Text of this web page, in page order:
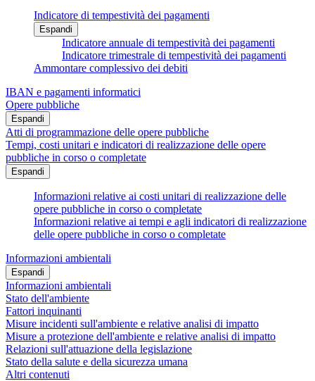
Indicatore di tempestività dei pagamenti
Espandi
Indicatore annuale di tempestività dei pagamenti
Indicatore trimestrale di tempestività dei pagamenti
Ammontare complessivo dei debiti
IBAN e pagamenti informatici
Opere pubbliche
Espandi
Atti di programmazione delle opere pubbliche
Tempi, costi unitari e indicatori di realizzazione delle opere
pubbliche in corso o completate
Espandi
Informazioni relative ai costi unitari di realizzazione delle
opere pubbliche in corso o completate
Informazioni relative ai tempi e agli indicatori di realizzazione
delle opere pubbliche in corso o completate
Informazioni ambientali
Espandi
Informazioni ambientali
Stato dell'ambiente
Fattori inquinanti
Misure incidenti sull'ambiente e relative analisi di impatto
Misure a protezione dell'ambiente e relative analisi di impatto
Relazioni sull'attuazione della legislazione
Stato della salute e della sicurezza umana
Altri contenuti